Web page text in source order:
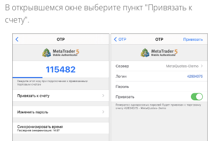
В открывшемся окне выберите пункт "Привязать к
счету".